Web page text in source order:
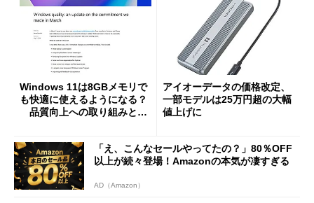
Windows 11は8GBメモリで
も快適に使えるようになる？
品質向上への取り組みと
アイオーデータの価格改定、
一部モデルは25万円超の大幅
値上げに
「え、こんなセールやってたの？」80％OFF
以上が続々登場！Amazonの本気が凄すぎる
AD（Amazon）